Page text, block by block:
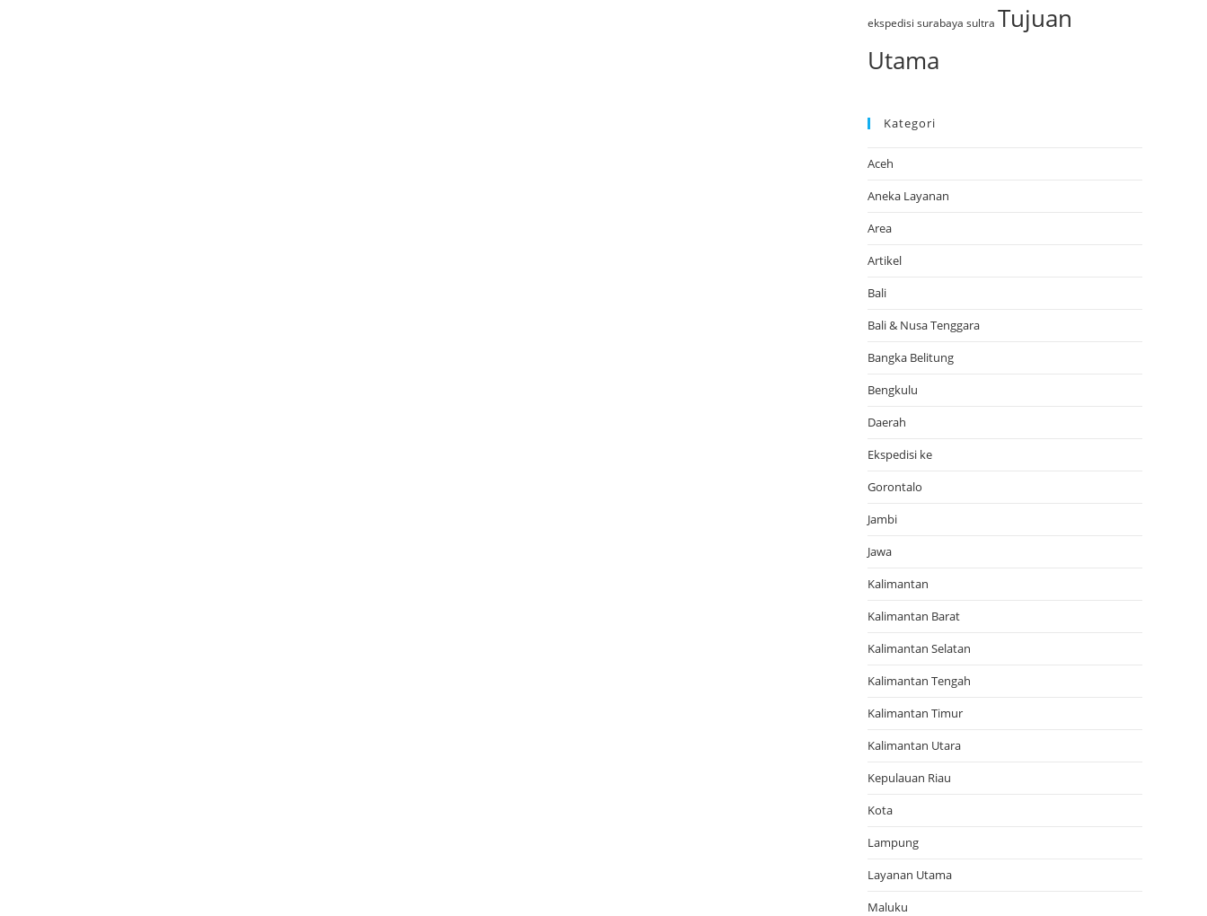
ekspedisi surabaya sultra Tujuan
Utama
Kategori
Aceh
Aneka Layanan
Area
Artikel
Bali
Bali & Nusa Tenggara
Bangka Belitung
Bengkulu
Daerah
Ekspedisi ke
Gorontalo
Jambi
Jawa
Kalimantan
Kalimantan Barat
Kalimantan Selatan
Kalimantan Tengah
Kalimantan Timur
Kalimantan Utara
Kepulauan Riau
Kota
Lampung
Layanan Utama
Maluku